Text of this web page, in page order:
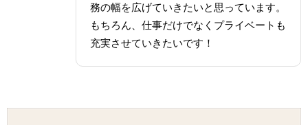
務の幅を広げていきたいと思っています。
もちろん、仕事だけでなくプライベートも
充実させていきたいです！